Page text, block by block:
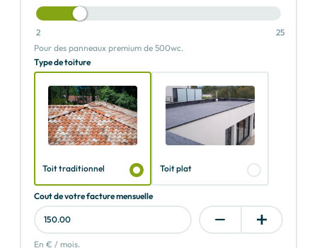
2
25
Pour des panneaux premium de 500wc.
Type de toiture
Toit traditionnel Toit plat
Cout de votre facture mensuelle
En € / mois.